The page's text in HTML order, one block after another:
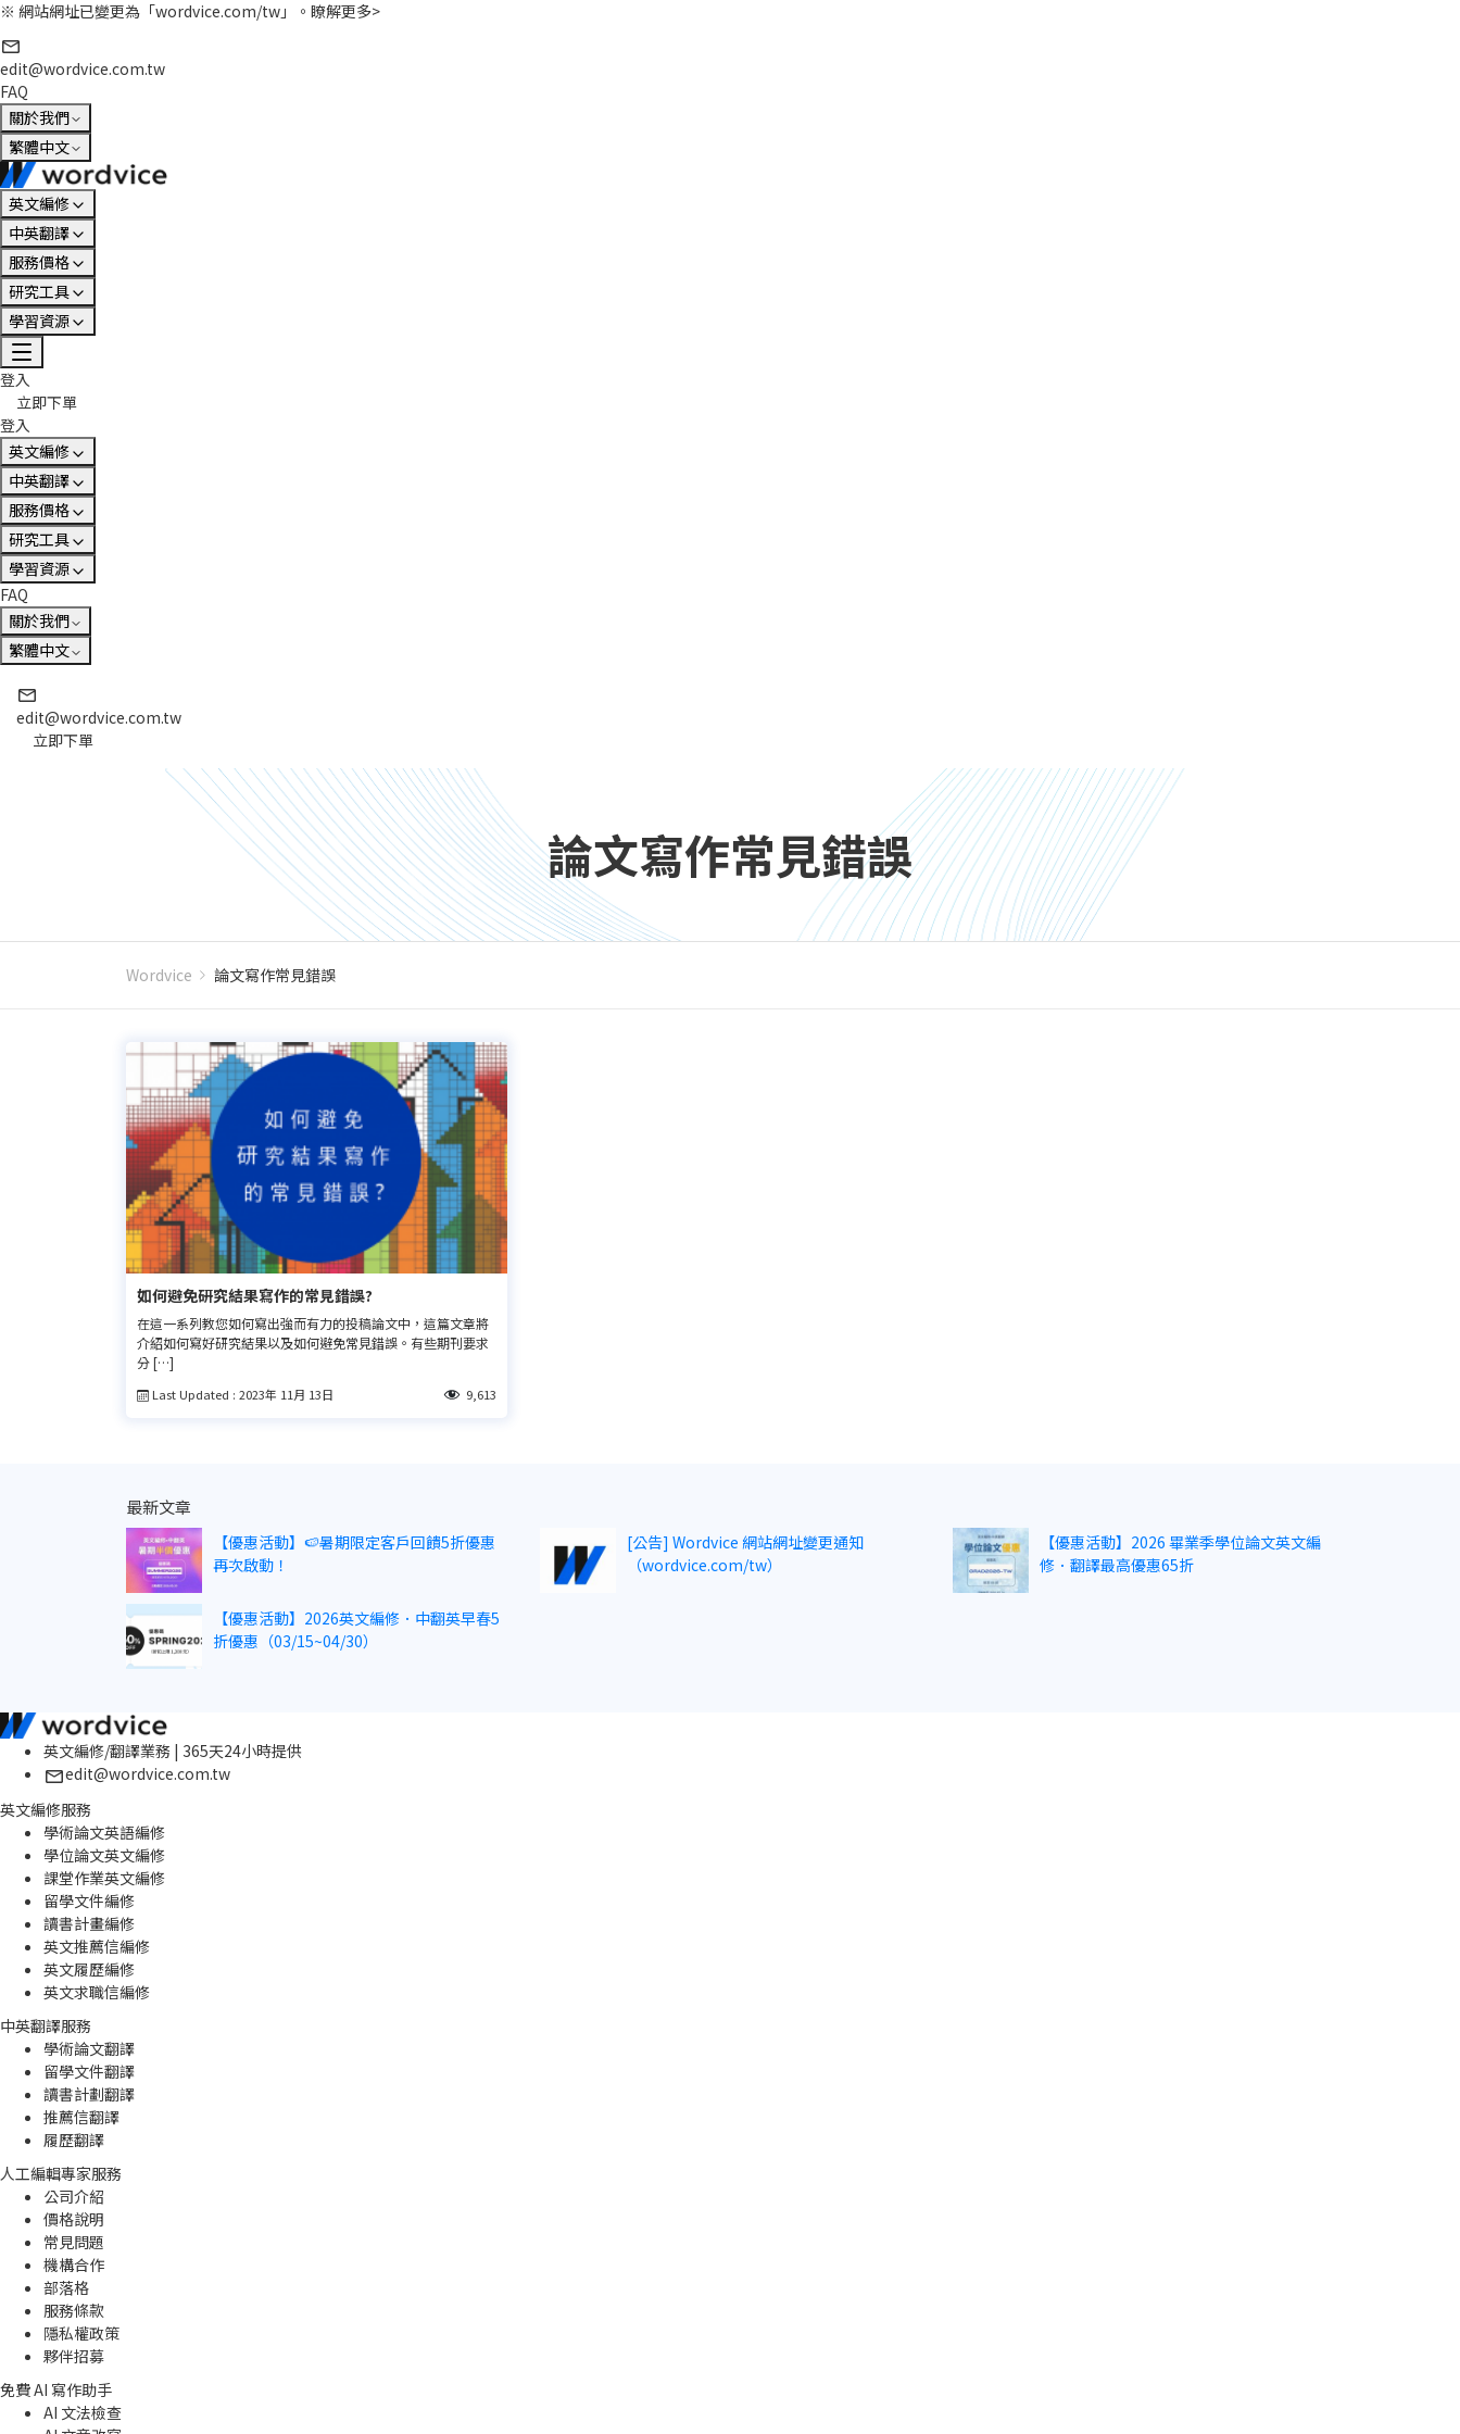
※ 網站網址已變更為「wordvice.com/tw」。 瞭解更多>
edit@wordvice.com.tw
FAQ
關於我們
繁體中文
英文編修
中英翻譯
服務價格
研究工具
學習資源
登入
立即下單
登入
英文編修
中英翻譯
服務價格
研究工具
學習資源
FAQ
關於我們
繁體中文
edit@wordvice.com.tw
立即下單
論文寫作常見錯誤
Wordvice 論文寫作常見錯誤
如何避免研究結果寫作的常見錯誤?
在這一系列教您如何寫出強而有力的投稿論文中，這篇文章將
介紹如何寫好研究結果以及如何避免常見錯誤。有些期刊要求
分 […]
Last Updated : 2023年 11月 13日 9,613
最新文章
【優惠活動】🍉暑期限定客戶回饋5折優惠
再次啟動！
[公告] Wordvice 網站網址變更通知
（wordvice.com/tw）
【優惠活動】2026 畢業季學位論文英文編
修．翻譯最高優惠65折
【優惠活動】2026英文編修．中翻英早春5
折優惠（03/15~04/30）
英文編修/翻譯業務 | 365天24小時提供
edit@wordvice.com.tw
英文編修服務
學術論文英語編修
學位論文英文編修
課堂作業英文編修
留學文件編修
讀書計畫編修
英文推薦信編修
英文履歷編修
英文求職信編修
中英翻譯服務
學術論文翻譯
留學文件翻譯
讀書計劃翻譯
推薦信翻譯
履歷翻譯
人工編輯專家服務
公司介紹
價格說明
常見問題
機構合作
部落格
服務條款
隱私權政策
夥伴招募
免費 AI 寫作助手
AI 文法檢查